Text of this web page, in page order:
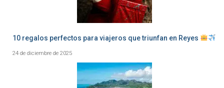
10 regalos perfectos para viajeros que triunfan en Reyes
24 de diciembre de 2025